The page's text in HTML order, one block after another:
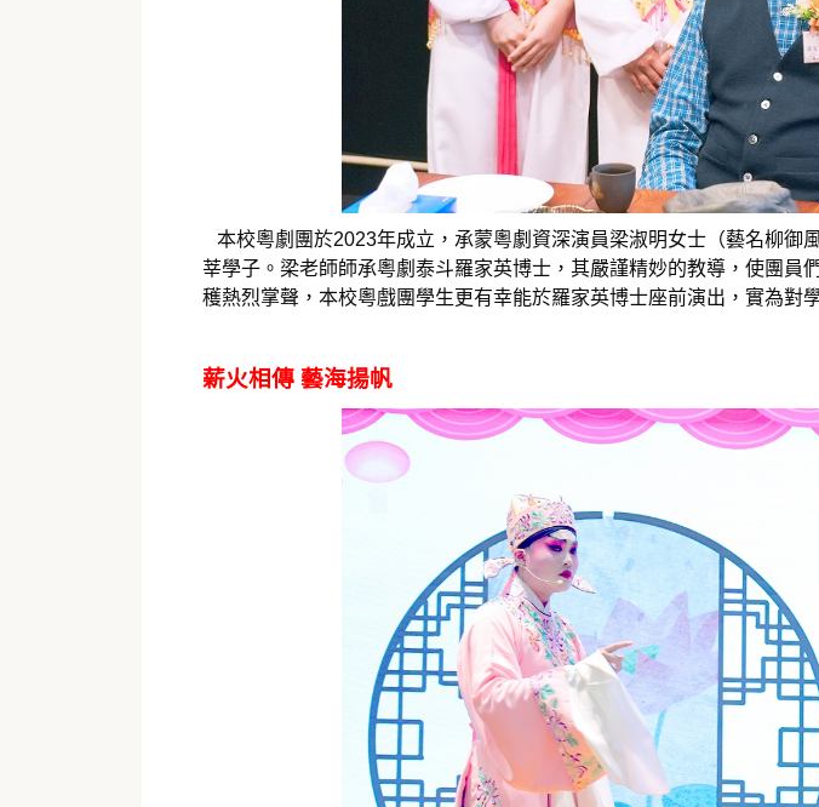
本校粵劇團於2023年成立，承蒙粵劇資深演員梁淑明女士（藝名柳御
莘學子。梁老師師承粵劇泰斗羅家英博士，其嚴謹精妙的教導，使團
穫熱烈掌聲，本校粵戲團學生更有幸能於羅家英博士座前演出，實為對
薪火相傳 藝海揚帆